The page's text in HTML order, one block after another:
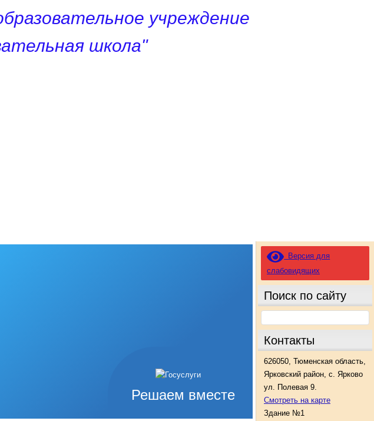
учреждение
школа"
Решаем вместе
Версия для
слабовидящих
Поиск по сайту
Контакты
626050, Тюменская область,
Ярковский район, с. Ярково
ул. Полевая 9.
Смотреть на карте
Здание №1